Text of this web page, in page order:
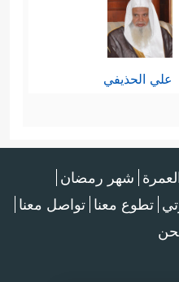
علي الحذيفي
شهر رمضان
تطوع معنا تواصل معنا